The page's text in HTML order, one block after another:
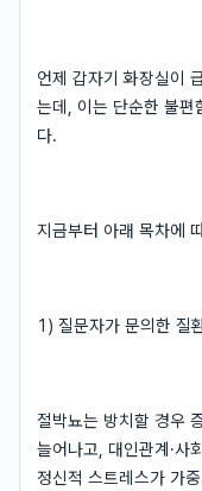
언제 갑자기 화장실이
는데, 이는 단순한 불편
다.
지금부터 아래 목차에
1) 질문자가 문의한 질
절박뇨는 방치할 경우
늘어나고, 대인관계·사
정신적 스트레스가 가